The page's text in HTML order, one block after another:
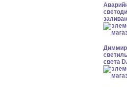
света